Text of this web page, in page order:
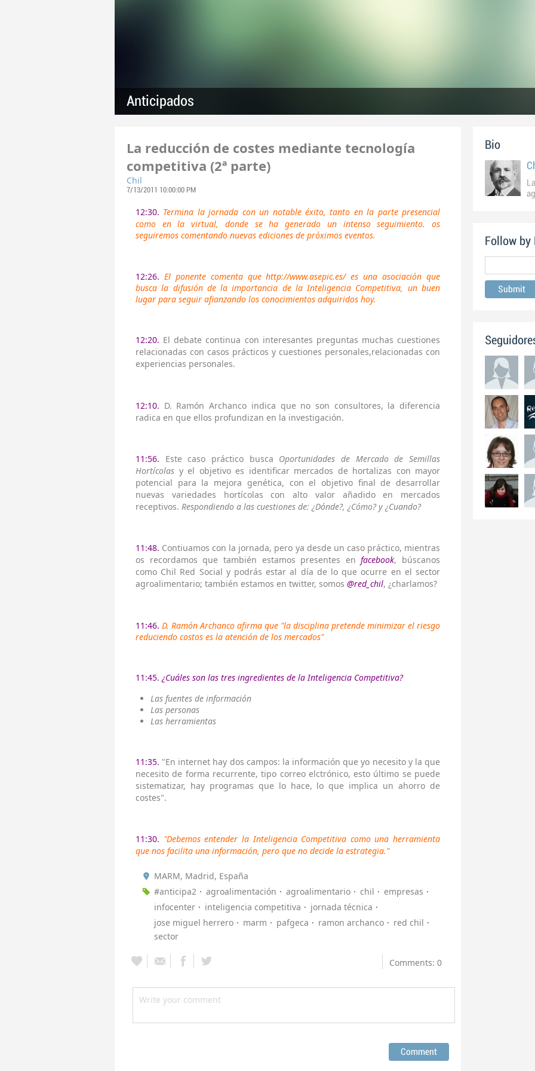
Anticipados
La reducción de costes mediante tecnología
competitiva (2ª parte)
Chil
7/13/2011 10:00:00 PM
12:30. Termina la jornada con un notable éxito, tanto en la parte presencial
como en la virtual, donde se ha generado un intenso seguimiento. os
seguiremos comentando nuevas ediciones de próximos eventos.
12:26. El ponente comenta que http://www.asepic.es/ es una asociación que
busca la difusión de la importancia de la Inteligencia Competitiva, un buen
lugar para seguir afianzando los conocimientos adquiridos hoy.
12:20. El debate continua con interesantes preguntas muchas cuestiones
relacionadas con casos prácticos y cuestiones personales,relacionadas con
experiencias personales.
12:10. D. Ramón Archanco indica que no son consultores, la diferencia
radica en que ellos profundizan en la investigación.
11:56. Este caso práctico busca Oportunidades de Mercado de Semillas
Hortícolas y el objetivo es identificar mercados de hortalizas con mayor
potencial para la mejora genética, con el objetivo final de desarrollar
nuevas variedades hortícolas con alto valor añadido en mercados
receptivos. Respondiendo a las cuestiones de: ¿Dónde?, ¿Cómo? y ¿Cuando?
11:48. Contiuamos con la jornada, pero ya desde un caso práctico, mientras
os recordamos que también estamos presentes enfacebook, búscanos
como Chil Red Social y podrás estar al día de lo que ocurre en el sector
agroalimentario; también estamos en twitter, somos @red_chil, ¿charlamos?
11:46. D. Ramón Archanco afirma que "la disciplina pretende minimizar el riesgo
reduciendo costos es la atención de los mercados"
11:45. ¿Cuáles son las tres ingredientes de la Inteligencia Competitiva?
Las fuentes de información
Las personas
Las herramientas
11:35. "En internet hay dos campos: la información que yo necesito y la que
necesito de forma recurrente, tipo correo elctrónico, esto último se puede
sistematizar, hay programas que lo hace, lo que implica un ahorro de
costes".
11:30. "Debemos entender la Inteligencia Competitiva como una herramienta
que nos facilita una información, pero que no decide la estrategia."
MARM, Madrid, España
#anticipa2
agroalimentación agroalimentario chil
empresas
infocenter
inteligencia competitiva
jornada técnica
jose miguel herrero
marm pafgeca ramon archanco
red chil
sector
Comments: 0
Bio
Follow by